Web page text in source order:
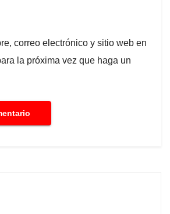
correo electrónico y sitio web en
la próxima vez que haga un